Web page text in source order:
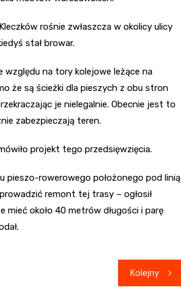
rośnie zwłaszcza w okolicy ulicy
stał browar.
względu na tory kolejowe leżące na
że są ścieżki dla pieszych z obu stron
je nielegalnie. Obecnie jest to
zabezpieczają teren.
projekt tego przedsięwzięcia.
rowerowego położonego pod linią
remont tej trasy – ogłosił
mieć około 40 metrów długości i parę
Kolejny